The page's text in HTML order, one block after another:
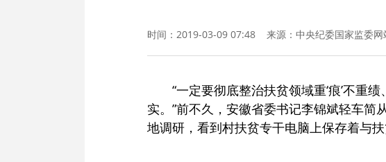
时间：2019-03-09 07:48 来源： 中央纪委国家监委网
“一定要彻底整治扶贫领域重‘痕’不重
实。”前不久，安徽省委书记李锦斌轻车
地调研，看到村扶贫专干电脑上保存着与